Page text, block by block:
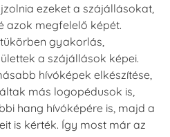
ezeket a szájállásokat,
azok megfelelő képét.
gyakorlás,
a szájállások képei.
hívóképek elkészítése,
más logopédusok is,
hang hívóképére is, majd a
is kérték. Így most már az